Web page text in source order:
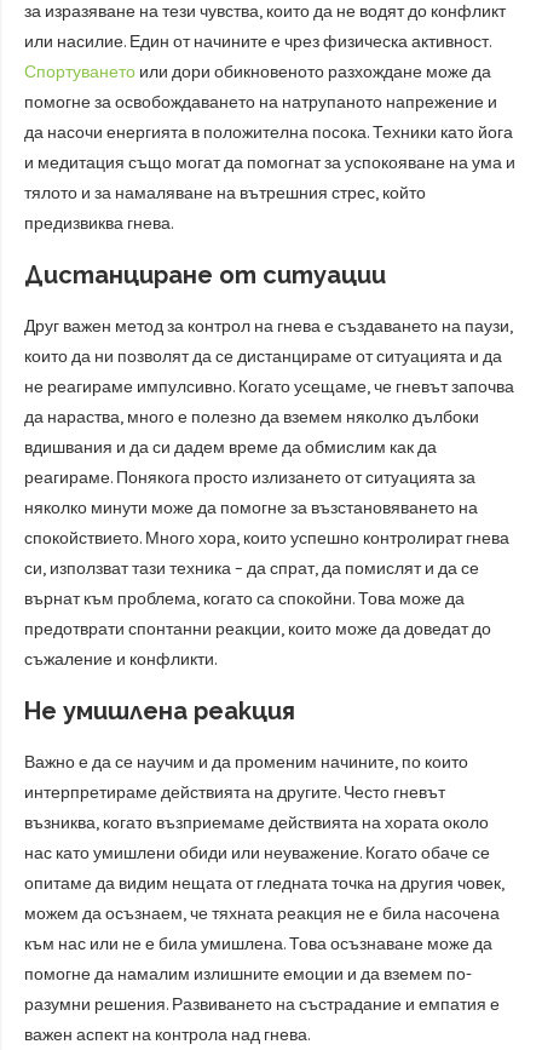
за изразяване на тези чувства, които да не водят до конфликт
или насилие. Един от начините е чрез физическа активност.
Спортуването или дори обикновеното разхождане може да
помогне за освобождаването на натрупаното напрежение и
да насочи енергията в положителна посока. Техники като йога
и медитация също могат да помогнат за успокояване на ума и
тялото и за намаляване на вътрешния стрес, който
предизвиква гнева.
Дистанциране от ситуации
Друг важен метод за контрол на гнева е създаването на паузи,
които да ни позволят да се дистанцираме от ситуацията и да
не реагираме импулсивно. Когато усещаме, че гневът започва
да нараства, много е полезно да вземем няколко дълбоки
вдишвания и да си дадем време да обмислим как да
реагираме. Понякога просто излизането от ситуацията за
няколко минути може да помогне за възстановяването на
спокойствието. Много хора, които успешно контролират гнева
си, използват тази техника – да спрат, да помислят и да се
върнат към проблема, когато са спокойни. Това може да
предотврати спонтанни реакции, които може да доведат до
съжаление и конфликти.
Не умишлена реакция
Важно е да се научим и да променим начините, по които
интерпретираме действията на другите. Често гневът
възниква, когато възприемаме действията на хората около
нас като умишлени обиди или неуважение. Когато обаче се
опитаме да видим нещата от гледната точка на другия човек,
можем да осъзнаем, че тяхната реакция не е била насочена
към нас или не е била умишлена. Това осъзнаване може да
помогне да намалим излишните емоции и да вземем по-
разумни решения. Развиването на състрадание и емпатия е
важен аспект на контрола над гнева.